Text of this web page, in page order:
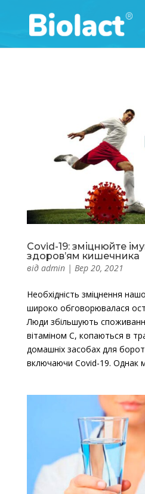
Covid-19: зміцнюйте
здоров’ям кишечника
від admin| Вер 20, 2021
Необхідність зміцнення
широко обговорювалася
Люди збільшують
вітаміном С, копаються в
домашніх засобах для
включаючи Covid-19. Однак